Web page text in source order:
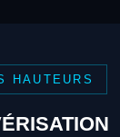
HAUTEURS